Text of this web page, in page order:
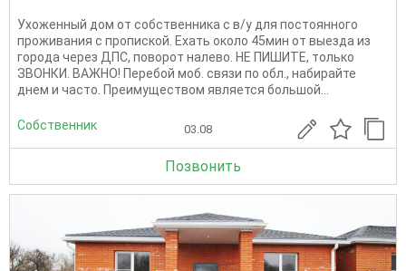
Ухоженный дом от собственника с в/у для постоянного
проживания с пропиской. Ехать около 45мин от выезда из
города через ДПС, поворот налево. НЕ ПИШИТЕ, только
ЗВОНКИ. ВАЖНО! Перебой моб. связи по обл., набирайте
днем и часто. Преимуществом является большой...
Собственник 03.08
Позвонить